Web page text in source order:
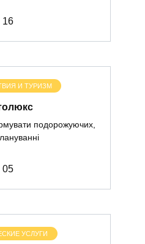
16
И ТУРИЗМ
подорожуючих,
05
УСЛУГИ